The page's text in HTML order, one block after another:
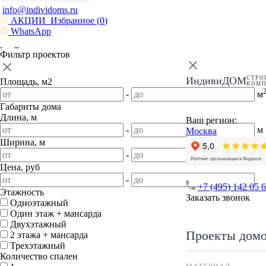
info@individoms.ru
АКЦИИ Избранное (0)
WhatsApp
ИндивиДОМ
Ваш регион:
Москва
+7 (495) 142 05
Заказать звонок
Проекты
Фильтр проектов
Площадь, м2
-
м2
Габариты дома
Длина, м
-
м
Ширина, м
-
Цена, руб
-
Этажность
Одноэтажный
Один этаж + мансарда
Двухэтажный
2 этажа + мансарда
Трехэтажный
Количество спален